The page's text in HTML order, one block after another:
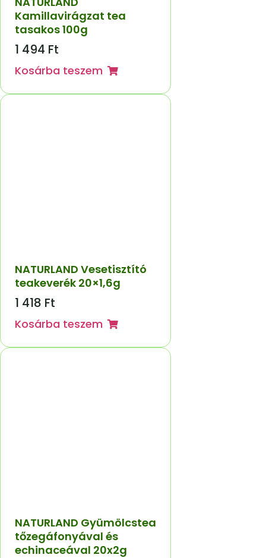
Kamillavirágzat tea
tasakos 100g
1 494 Ft
Kosárba teszem
NATURLAND Vesetisztító
teakeverék 20×1,6g
1 418 Ft
Kosárba teszem
NATURLAND Gyümölcstea
tőzegáfonyával és
echinaceával 20x2g